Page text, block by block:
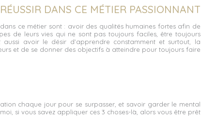
DANS CE MÉTIER PASSIONNANT
ce métier sont : avoir des qualités humaines fortes afin de
de leurs vies qui ne sont pas toujours faciles, être toujours
aussi avoir le désir d’apprendre constamment et surtout, la
et de se donner des objectifs à atteindre pour toujours faire
chaque jour pour se surpasser, et savoir garder le mental
si vous savez appliquer ces 3 choses-là, alors vous être prêt